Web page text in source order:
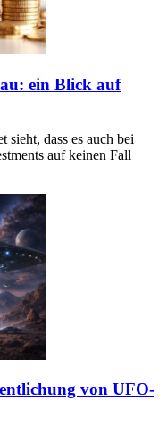
ein Blick auf
sieht, dass es auch bei
auf keinen Fall
von UFO-